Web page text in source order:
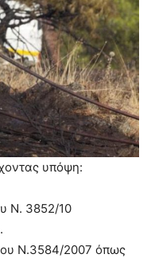
υπόψη:
Ν. 3852/10
Ν.3584/2007 όπως